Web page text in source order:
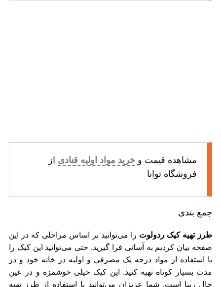
مشاهده قیمت و خرید مواد اولیه قنادی از
فروشگاه توانا
جمع بندی
طرز تهیه کیک ردولوت را می‌توانید بر اساس مراحلی که در این
صفحه بیان کردیم به آسانی فرا گیرید. حتی می‌توانید این کیک را
با استفاده از مواد درجه یک مصرفی و اولیه در خانه خود و در
مدت بسیار کوتاه تهیه کنید. این کیک خیلی خوشمزه و در عین
حال زیبا است. شما عزیزان می‌توانید با استفاده از طرز تهیه